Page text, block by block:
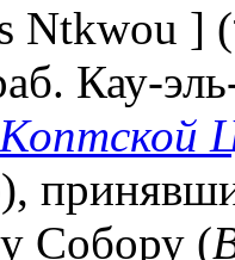
Ntkwou ]
Кау-
Коптской
Собору (